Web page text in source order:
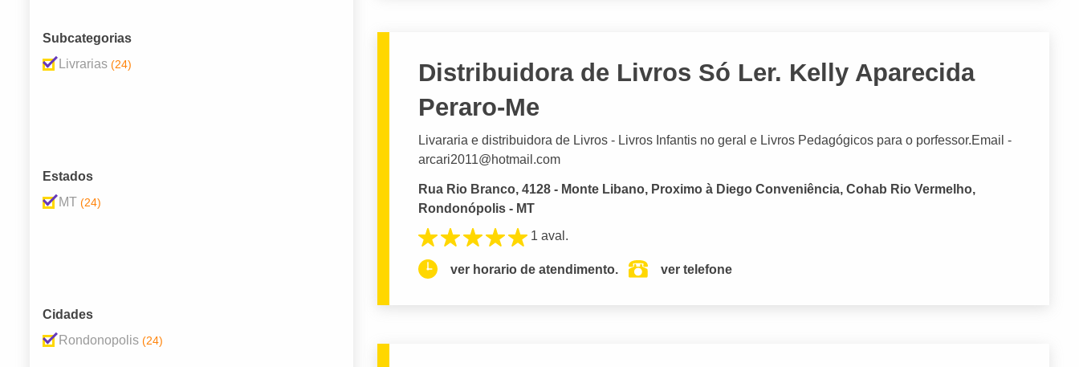
Subcategorias
Livrarias (24)
Estados
MT (24)
Cidades
Rondonopolis (24)
Distribuidora de Livros Só Ler. Kelly Aparecida
Peraro-Me
Livararia e distribuidora de Livros - Livros Infantis no geral e Livros Pedagógicos para o porfessor.Email -
arcari2011@hotmail.com
Rua Rio Branco, 4128 - Monte Libano, Proximo à Diego Conveniência, Cohab Rio Vermelho,
Rondonópolis - MT
1 aval.
ver horario de atendimento. ver telefone